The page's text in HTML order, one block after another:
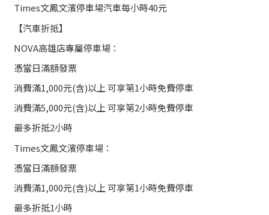
Times文鳳文濱停車場汽車每小時40元
【汽車折抵】
NOVA高雄店專屬停車場：
憑當日滿額發票
消費滿1,000元(含)以上 可享第1小時免費停車
消費滿5,000元(含)以上 可享第2小時免費停車
最多折抵2小時
Times文鳳文濱停車場：
憑當日滿額發票
消費滿1,000元(含)以上 可享第1小時免費停車
最多折抵1小時